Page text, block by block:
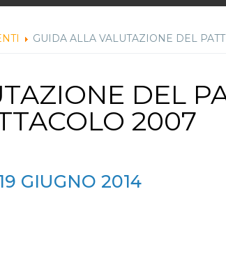
GUIDA ALLA VALUTAZIONE DEL
DEL
2007
GIUGNO 2014
CORSA